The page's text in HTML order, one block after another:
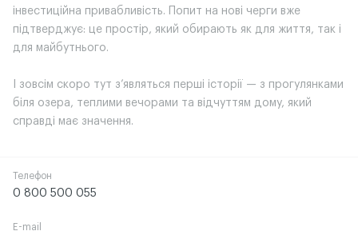
інвестиційна привабливість. Попит на нові черги вже
підтверджує: це простір, який обирають як для життя, так і
для майбутнього.
І зовсім скоро тут з’являться перші історії — з прогулянками
біля озера, теплими вечорами та відчуттям дому, який
справді має значення.
Телефон
0 800 500 055
E-mail